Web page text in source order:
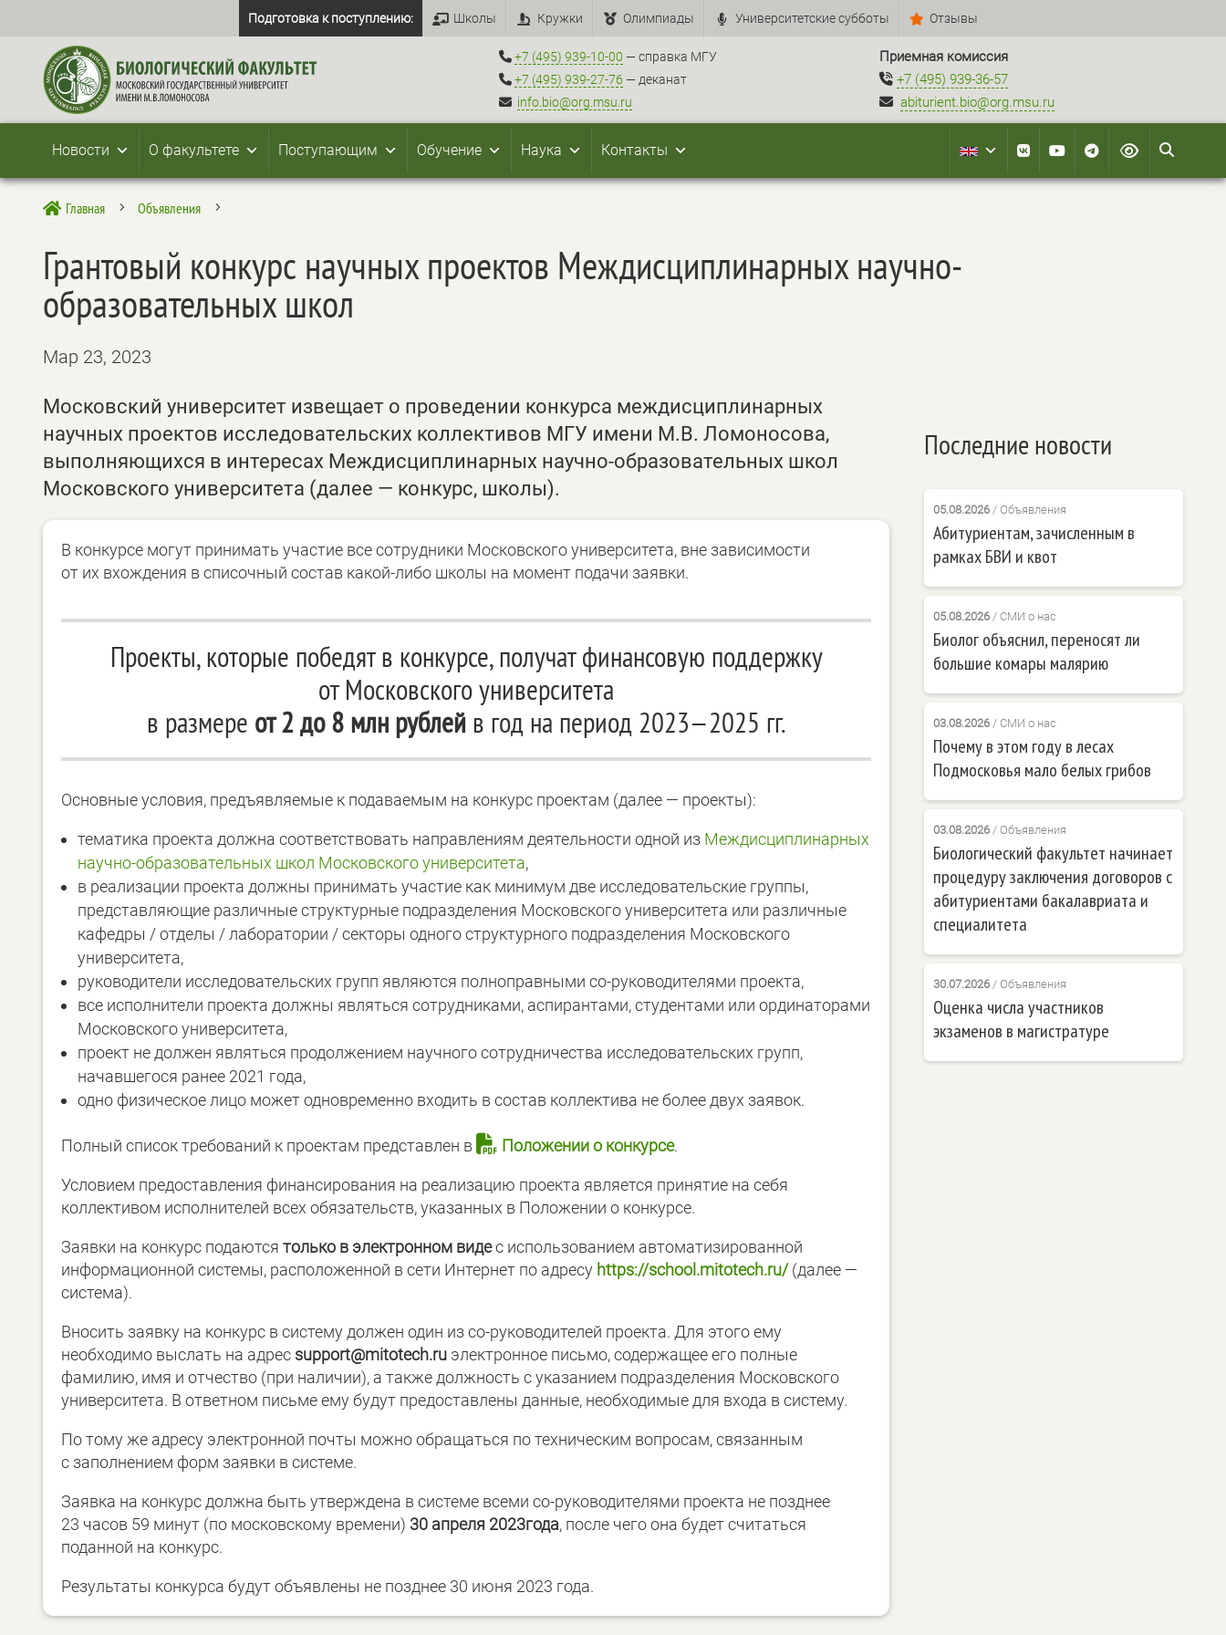
Подготовка к поступлению: Школы Кружки Олимпиады Университетские субботы Отзывы
+7 (495) 939-10-00 — справка МГУ
+7 (495) 939-27-76 — деканат
info.bio@org.msu.ru
Приемная комиссия
+7 (495) 939-36-57
abiturient.bio@org.msu.ru
Новости О факультете Поступающим Обучение Наука Контакты
 Главная 5 Объявления 5
Грантовый конкурс научных проектов Междисциплинарных научно-
образовательных школ
Мар 23, 2023
Московский университет извещает о проведении конкурса междисциплинарных
научных проектов исследовательских коллективов МГУ имени М.В. Ломоносова,
выполняющихся в интересах Междисциплинарных научно-образовательных школ
Московского университета (далее — конкурс, школы).
В конкурсе могут принимать участие все сотрудники Московского университета, вне зависимости
от их вхождения в списочный состав какой-либо школы на момент подачи заявки.
Проекты, которые победят в конкурсе, получат финансовую поддержку
от Московского университета
в размере от 2 до 8 млн рублей в год на период 2023—2025 гг.
Основные условия, предъявляемые к подаваемым на конкурс проектам (далее — проекты):
тематика проекта должна соответствовать направлениям деятельности одной из Междисциплинарных
научно-образовательных школ Московского университета,
в реализации проекта должны принимать участие как минимум две исследовательские группы,
представляющие различные структурные подразделения Московского университета или различные
кафедры / отделы / лаборатории / секторы одного структурного подразделения Московского
университета,
руководители исследовательских групп являются полноправными со-руководителями проекта,
все исполнители проекта должны являться сотрудниками, аспирантами, студентами или ординаторами
Московского университета,
проект не должен являться продолжением научного сотрудничества исследовательских групп,
начавшегося ранее 2021 года,
одно физическое лицо может одновременно входить в состав коллектива не более двух заявок.
Полный список требований к проектам представлен в Положении о конкурсе.
Условием предоставления финансирования на реализацию проекта является принятие на себя
коллективом исполнителей всех обязательств, указанных в Положении о конкурсе.
Заявки на конкурс подаются только в электронном видес использованием автоматизированной
информационной системы, расположенной в сети Интернет по адресу https://school.mitotech.ru/(далее —
система).
Вносить заявку на конкурс в систему должен один из со-руководителей проекта. Для этого ему
необходимо выслать на адрес support@mitotech.ru электронное письмо, содержащее его полные
фамилию, имя и отчество (при наличии), а также должность с указанием подразделения Московского
университета. В ответном письме ему будут предоставлены данные, необходимые для входа в систему.
По тому же адресу электронной почты можно обращаться по техническим вопросам, связанным
с заполнением форм заявки в системе.
Заявка на конкурс должна быть утверждена в системе всеми со-руководителями проекта не позднее
23 часов 59 минут (по московскому времени) 30 апреля 2023года, после чего она будет считаться
поданной на конкурс.
Результаты конкурса будут объявлены не позднее 30 июня 2023 года.
Последние новости
05.08.2026/ Объявления
Абитуриентам, зачисленным в
рамках БВИ и квот
05.08.2026/ СМИ о нас
Биолог объяснил, переносят ли
большие комары малярию
03.08.2026/ СМИ о нас
Почему в этом году в лесах
Подмосковья мало белых грибов
03.08.2026/ Объявления
Биологический факультет начинает
процедуру заключения договоров с
абитуриентами бакалавриата и
специалитета
30.07.2026/ Объявления
Оценка числа участников
экзаменов в магистратуре